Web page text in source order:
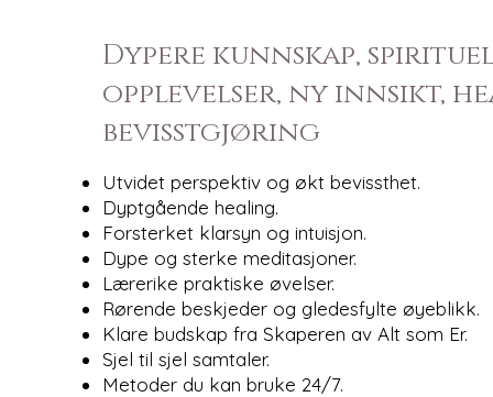
Dypere kunnskap,
opplevelser, ny innsikt,
bevisstgjøring
Utvidet perspektiv og økt bevissthet.
Dyptgående healing.
Forsterket klarsyn og intuisjon.
Dype og sterke meditasjoner.
Lærerike praktiske øvelser.
Rørende beskjeder og gledesfylte øyeblikk.
Klare budskap fra Skaperen av Alt som Er.
Sjel til sjel samtaler.
Metoder du kan bruke 24/7.